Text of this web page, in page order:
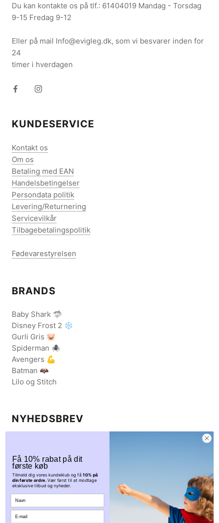
Du kan kontakte os på tlf.: 61404019 Mandag - Torsdag
9-15 Fredag 9-12
Eller på mail Info@evigleg.dk, som vi besvarer inden for
24
timer i hverdagen
KUNDESERVICE
Kontakt os
Om os
Betaling med EAN
Handelsbetingelser
Persondata politik
Levering/Returnering
Servicevilkår
Tilbagebetalingspolitik
Fødevarestyrelsen
BRANDS
Baby Shark 🦈
Disney Frost 2 ❄️
Gurli Gris 🐷
Spiderman 🕷️
Avengers 💪
Batman 🦇
Lilo og Stitch
NYHEDSBREV
Få eksklusive rabatkoder og nys om udsalgskampagner.
Tilmeld dig vores nyhedsbrev her.
TILMELD
Få 10% rabat på dit
første køb
Tilmeld dig vores kundeklub og få10% på
din første ordre.Vær først til at modtage
eksklusive tilbud og nyheder.